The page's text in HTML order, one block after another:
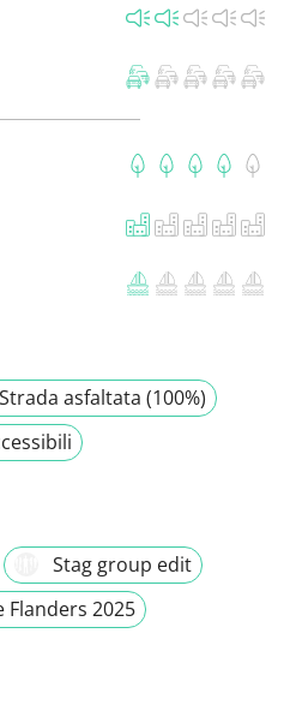
Strada asfaltata (100%)
Stag group edit
Flanders 2025